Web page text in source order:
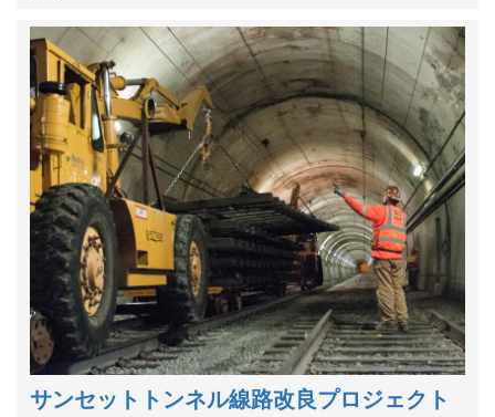
サンセットトンネル線路改良プロジェクト